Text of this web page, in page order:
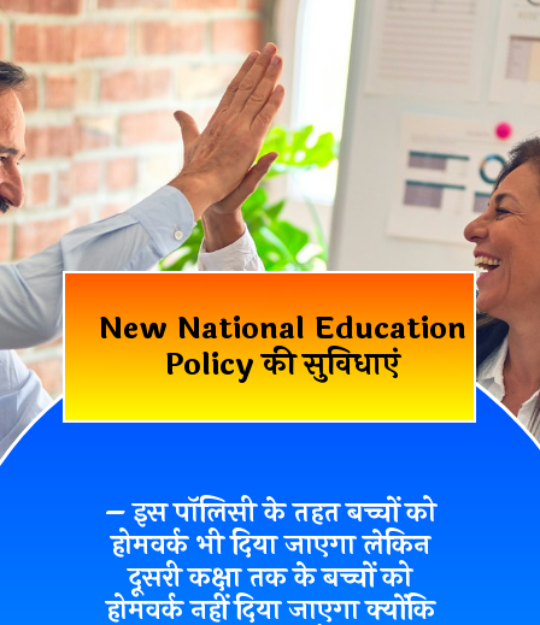
New National Education
Policy की सुविधाएं
– इस पॉलिसी के तहत बच्चों को
होमवर्क भी दिया जाएगा लेकिन
दूसरी कक्षा तक के बच्चों को
होमवर्क नहींदिया जाएगा क्योंकि